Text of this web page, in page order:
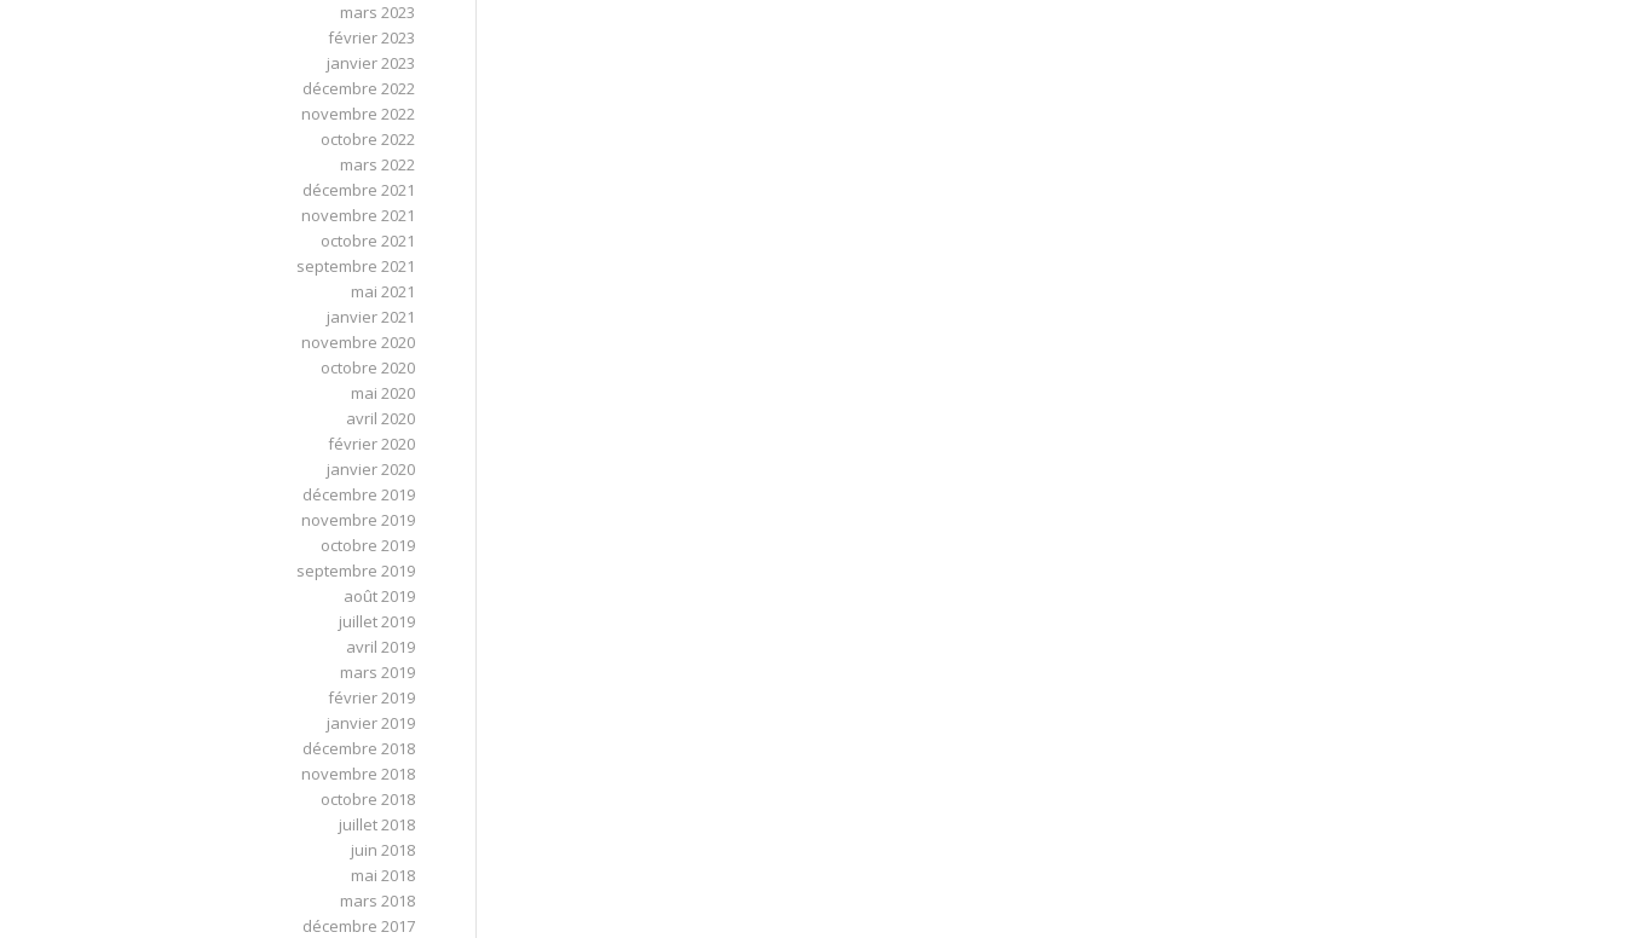
mars 2023
février 2023
janvier 2023
décembre 2022
novembre 2022
octobre 2022
mars 2022
décembre 2021
novembre 2021
octobre 2021
septembre 2021
mai 2021
janvier 2021
novembre 2020
octobre 2020
mai 2020
avril 2020
février 2020
janvier 2020
décembre 2019
novembre 2019
octobre 2019
septembre 2019
août 2019
juillet 2019
avril 2019
mars 2019
février 2019
janvier 2019
décembre 2018
novembre 2018
octobre 2018
juillet 2018
juin 2018
mai 2018
mars 2018
décembre 2017